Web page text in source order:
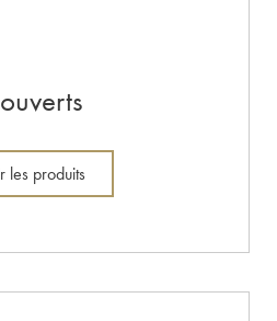
les produits